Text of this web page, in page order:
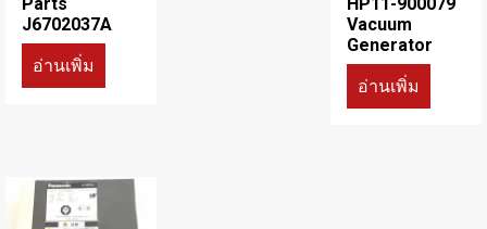
Parts
J6702037A
อ่านเพิ่ม
HP11-900079
Vacuum
Generator
อ่านเพิ่ม